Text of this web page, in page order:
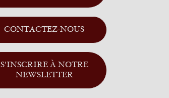
CONTACTEZ-NOUS
S'INSCRIRE À NOTRE
NEWSLETTER